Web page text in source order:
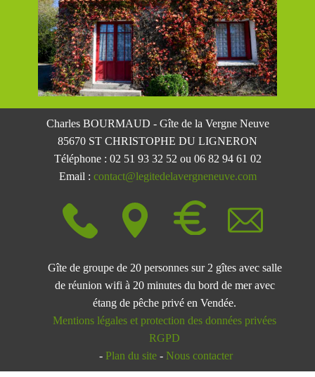
Charles BOURMAUD - Gîte de la Vergne Neuve
85670 ST CHRISTOPHE DU LIGN​ERON
Téléphone : 02 51 93 32 52 ou 06 82 94 61 02
Email : contact@legitedelavergneneuve.com
Gîte de groupe de 20 personnes sur 2 gîtes avec salle
de réunion wifi à 20 minutes du bord de mer avec
étang de pêche privé en Vendée.
Mentions légales et protection des données privées
RGPD
- Plan du site - Nous contacter